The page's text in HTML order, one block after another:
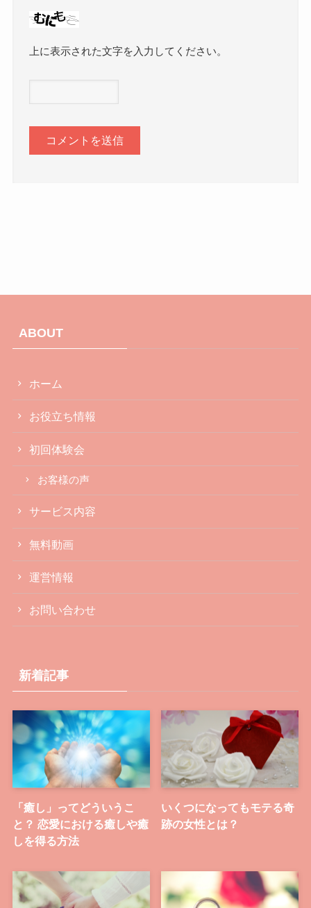
上に表示された文字を入力してください。
ABOUT
ホーム
お役立ち情報
初回体験会
お客様の声
サービス内容
無料動画
運営情報
お問い合わせ
新着記事
「癒し」ってどういうこ
と？ 恋愛における癒しや癒
しを得る方法
いくつになってもモテる奇
跡の女性とは？